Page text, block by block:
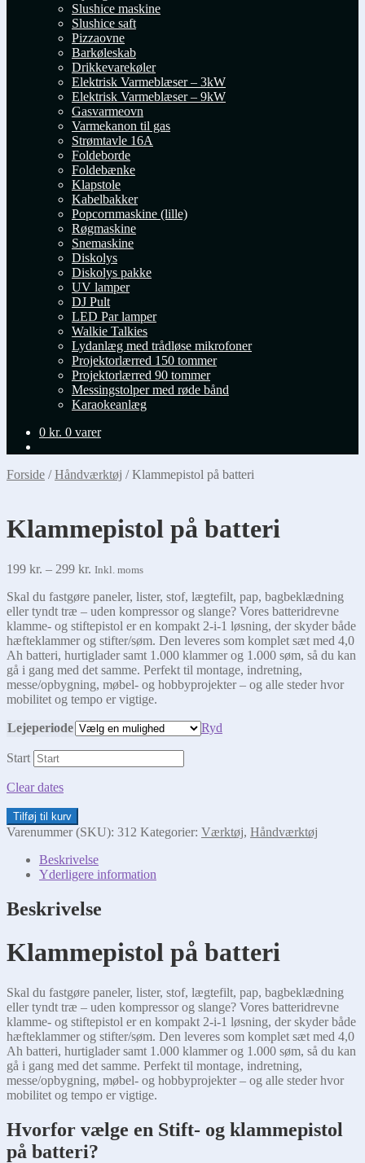
Slushice maskine
Slushice saft
Pizzaovne
Barkøleskab
Drikkevarekøler
Elektrisk Varmeblæser – 3kW
Elektrisk Varmeblæser – 9kW
Gasvarmeovn
Varmekanon til gas
Strømtavle 16A
Foldeborde
Foldebænke
Klapstole
Kabelbakker
Popcornmaskine (lille)
Røgmaskine
Snemaskine
Diskolys
Diskolys pakke
UV lamper
DJ Pult
LED Par lamper
Walkie Talkies
Lydanlæg med trådløse mikrofoner
Projektorlærred 150 tommer
Projektorlærred 90 tommer
Messingstolper med røde bånd
Karaokeanlæg
0 kr. 0 varer
Forside /Håndværktøj /Klammepistol på batteri
Klammepistol på batteri
199 kr. – 299 kr. Prisinterval:
til
299 kr.
Inkl. moms
Skal du fastgøre paneler, lister, stof, lægtefilt, pap, bagbeklædning
eller tyndt træ – uden kompressor og slange? Vores batteridrevne
klamme- og stiftepistol er en kompakt 2-i-1 løsning, der skyder både
hæfteklammer og stifter/søm. Den leveres som komplet sæt med 4,0
Ah batteri, hurtiglader samt 1.000 klammer og 1.000 søm, så du kan
gå i gang med det samme. Perfekt til montage, indretning,
messe/opbygning, møbel- og hobbyprojekter – og alle steder hvor
mobilitet og tempo er vigtige.
Lejeperiode Ryd
Start
Clear dates
Klammepistol
på
antal
Tilføj til kurv
Varenummer (SKU): 312 Kategorier: Værktøj, Håndværktøj
Beskrivelse
Yderligere information
Beskrivelse
Klammepistol på batteri
Skal du fastgøre paneler, lister, stof, lægtefilt, pap, bagbeklædning
eller tyndt træ – uden kompressor og slange? Vores batteridrevne
klamme- og stiftepistol er en kompakt 2-i-1 løsning, der skyder både
hæfteklammer og stifter/søm. Den leveres som komplet sæt med 4,0
Ah batteri, hurtiglader samt 1.000 klammer og 1.000 søm, så du kan
gå i gang med det samme. Perfekt til montage, indretning,
messe/opbygning, møbel- og hobbyprojekter – og alle steder hvor
mobilitet og tempo er vigtige.
Hvorfor vælge en Stift- og klammepistol
på batteri?